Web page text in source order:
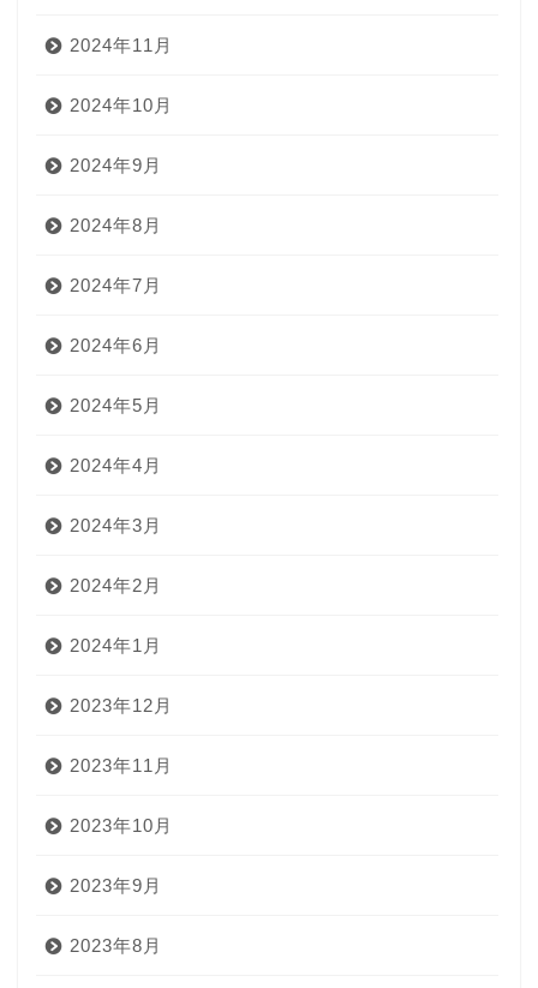
2024年11月
2024年10月
2024年9月
2024年8月
2024年7月
2024年6月
2024年5月
2024年4月
2024年3月
2024年2月
2024年1月
2023年12月
2023年11月
2023年10月
2023年9月
2023年8月